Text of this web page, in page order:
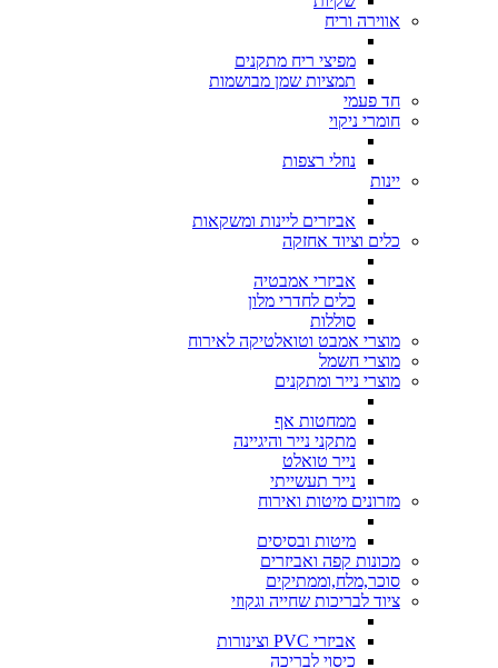
אווירה וריח
מפיצי ריח מתקנים
תמציות שמן מבושמות
חד פעמי
חומרי ניקוי
נוזלי רצפות
יינות
אביזרים ליינות ומשקאות
כלים וציוד אחזקה
אביזרי אמבטיה
כלים לחדרי מלון
סוללות
מוצרי אמבט וטואלטיקה לאירוח
מוצרי חשמל
מוצרי נייר ומתקנים
ממחטות אף
מתקני נייר והיגיינה
נייר טואלט
נייר תעשייתי
מזרונים מיטות ואירוח
מיטות ובסיסים
מכונות קפה ואביזרים
סוכר,מלח,וממתיקים
ציוד לבריכות שחייה וגקוזי
אביזרי PVC וצינורות
כיסוי לבריכה